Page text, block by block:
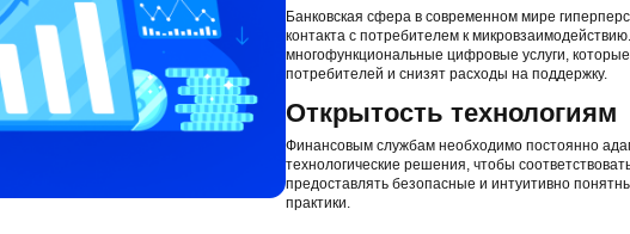
Банковская сфера в современном мире
контакта с потребителем к
многофункциональные цифровые услуги,
потребителей и снизят расходы на поддержку.
Открытость технологиям
Финансовым службам необходимо постоянно
технологические решения, чтобы
предоставлять безопасные и интуитивно
практики.